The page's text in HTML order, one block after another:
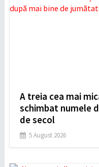
A treia cea mai
schimbat numele
de secol
5 August 2026